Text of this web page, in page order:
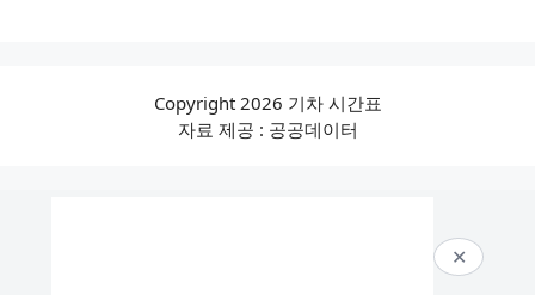
Copyright 2026 기차 시간표
자료 제공 : 공공데이터
✕